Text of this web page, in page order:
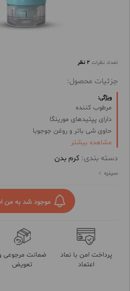
تعداد نظرات 2 نظر
جزئیات محصول:
ویژگی:
مرطوب کننده
دارای پپتیدهای مورینگا
حاوی شی باتر و روغن جوجوبا
نرم کننده پوست
رفع التهاب و خارش
حاوی امگا 3 و 6
سرشار از پروویتامین B5 و آلوئه ورا
مشاهده بیشتر
دسته بندی: کرم بدن
سینره
موجود شد به من
پرداخت امن با نماد
اعتماد
ضمانت مرجوعی
تعویض